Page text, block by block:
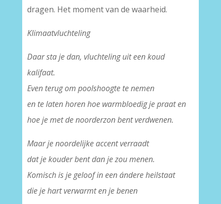
dragen. Het moment van de waarheid.
Klimaatvluchteling
Daar sta je dan, vluchteling uit een koud
kalifaat.
Even terug om poolshoogte te nemen
en te laten horen hoe warmbloedig je praat en
hoe je met de noorderzon bent verdwenen.
Maar je noordelijke accent verraadt
dat je kouder bent dan je zou menen.
Komisch is je geloof in een ándere heilstaat
die je hart verwarmt en je benen